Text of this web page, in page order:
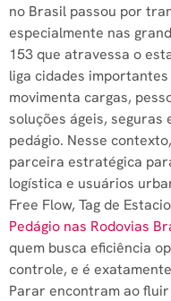
no Brasil passou por
especialmente nas
153 que atravessa o
liga cidades
movimenta cargas,
soluções ágeis, seguras
pedágio. Nesse
parceira estratégica
logística e usuários
Free Flow, Tag de
Pedágio nas Rodovias
quem busca eficiência
controle, e é
Parar encontram ao